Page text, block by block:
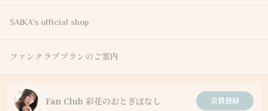
SAIKA’s official shop
ファンクラブプランのご案内
Fan Club 彩花のおとぎばなし 会員登録